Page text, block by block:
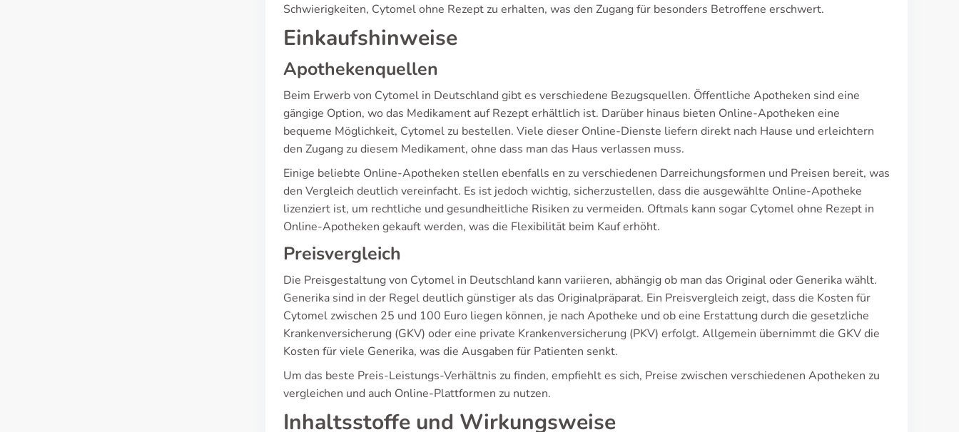
Schwierigkeiten, Cytomel ohne Rezept zu erhalten, was den Zugang für besonders Betroffene erschwert.
Einkaufshinweise
Apothekenquellen
Beim Erwerb von Cytomel in Deutschland gibt es verschiedene Bezugsquellen. Öffentliche Apotheken sind eine
gängige Option, wo das Medikament auf Rezept erhältlich ist. Darüber hinaus bieten Online-Apotheken eine
bequeme Möglichkeit, Cytomel zu bestellen. Viele dieser Online-Dienste liefern direkt nach Hause und erleichtern
den Zugang zu diesem Medikament, ohne dass man das Haus verlassen muss.
Einige beliebte Online-Apotheken stellen ebenfalls en zu verschiedenen Darreichungsformen und Preisen bereit, was
den Vergleich deutlich vereinfacht. Es ist jedoch wichtig, sicherzustellen, dass die ausgewählte Online-Apotheke
lizenziert ist, um rechtliche und gesundheitliche Risiken zu vermeiden. Oftmals kann sogar Cytomel ohne Rezept in
Online-Apotheken gekauft werden, was die Flexibilität beim Kauf erhöht.
Preisvergleich
Die Preisgestaltung von Cytomel in Deutschland kann variieren, abhängig ob man das Original oder Generika wählt.
Generika sind in der Regel deutlich günstiger als das Originalpräparat. Ein Preisvergleich zeigt, dass die Kosten für
Cytomel zwischen 25 und 100 Euro liegen können, je nach Apotheke und ob eine Erstattung durch die gesetzliche
Krankenversicherung (GKV) oder eine private Krankenversicherung (PKV) erfolgt. Allgemein übernimmt die GKV die
Kosten für viele Generika, was die Ausgaben für Patienten senkt.
Um das beste Preis-Leistungs-Verhältnis zu finden, empfiehlt es sich, Preise zwischen verschiedenen Apotheken zu
vergleichen und auch Online-Plattformen zu nutzen.
Inhaltsstoffe und Wirkungsweise